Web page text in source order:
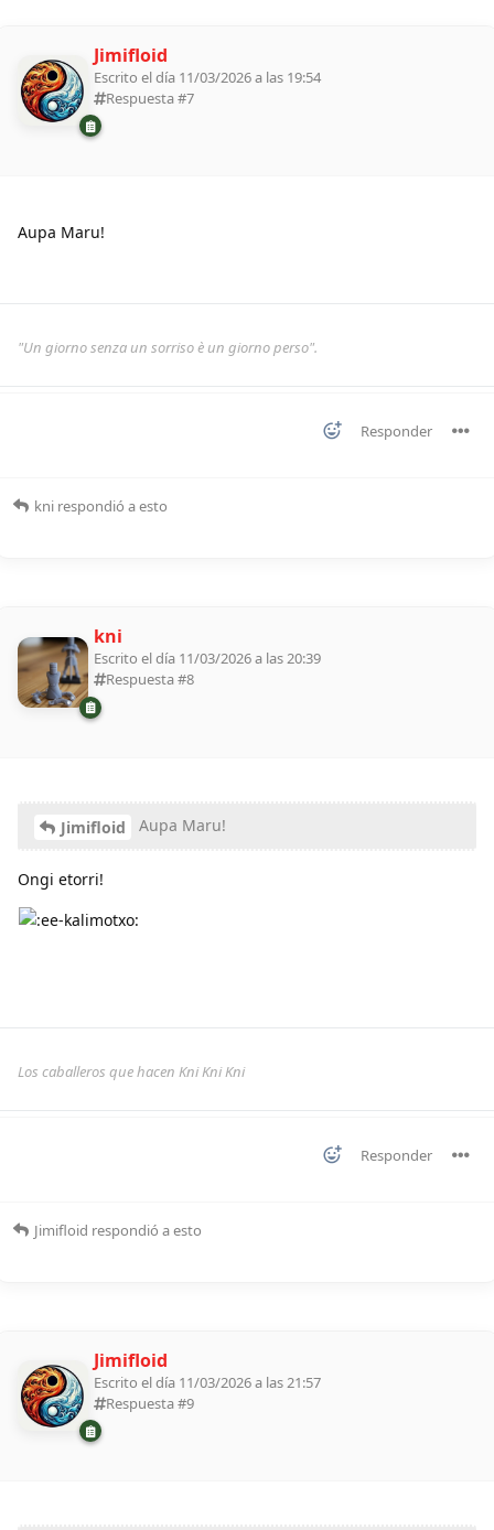
Jimifloid
Escrito el día 11/03/2026 a las 19:54
Respuesta #7
Aupa Maru!
"Un giorno senza un sorriso è un giorno perso".
Responder
kni respondió a esto
kni
Escrito el día 11/03/2026 a las 20:39
Respuesta #8
Jimifloid Aupa Maru!
Ongi etorri!
Los caballeros que hacen Kni Kni Kni
Responder
Jimifloid respondió a esto
Jimifloid
Escrito el día 11/03/2026 a las 21:57
Respuesta #9